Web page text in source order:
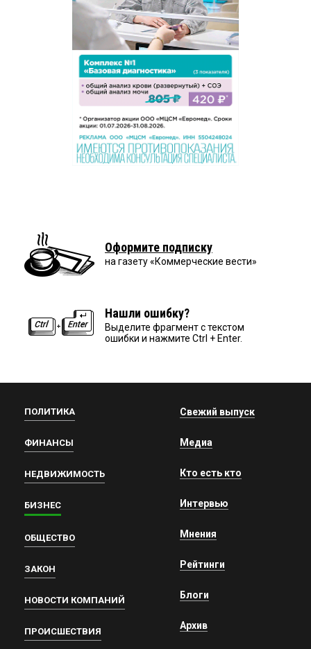
Оформите подписку
на газету «Коммерческие вести»
Нашли ошибку?
Выделите фрагмент с текстом
ошибки и нажмите Ctrl + Enter.
ПОЛИТИКА
ФИНАНСЫ
НЕДВИЖИМОСТЬ
БИЗНЕС
ОБЩЕСТВО
ЗАКОН
НОВОСТИ КОМПАНИЙ
ПРОИСШЕСТВИЯ
Свежий выпуск
Медиа
Кто есть кто
Интервью
Мнения
Рейтинги
Блоги
Архив